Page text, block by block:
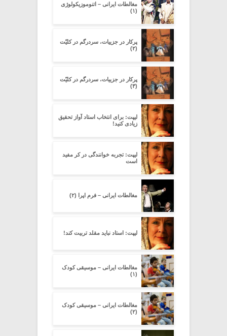
مغالطات ایرانی – اتنوموزیکولوژی
(۱)
پرکار در جزییات، سردرگم در کلیّت
(۲)
پرکار در جزییات، سردرگم در کلیّت
(۳)
لیپت: برای انتخاب استاد آواز تحقیق
زیادی کنید!
لیپت: تجربه خوانندگی در کر مفید
است
مغالطات ایرانی – فرم اپرا (۲)
لیپت: استاد نباید مقلد تربیت کند!
مغالطات ایرانی – موسیقی کودک
(۱)
مغالطات ایرانی – موسیقی کودک
(۲)